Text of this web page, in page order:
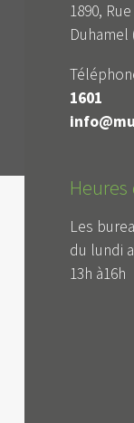
DE
MINEURE
1890,
Duhamel
1601
Les
du lundi
13h à16h